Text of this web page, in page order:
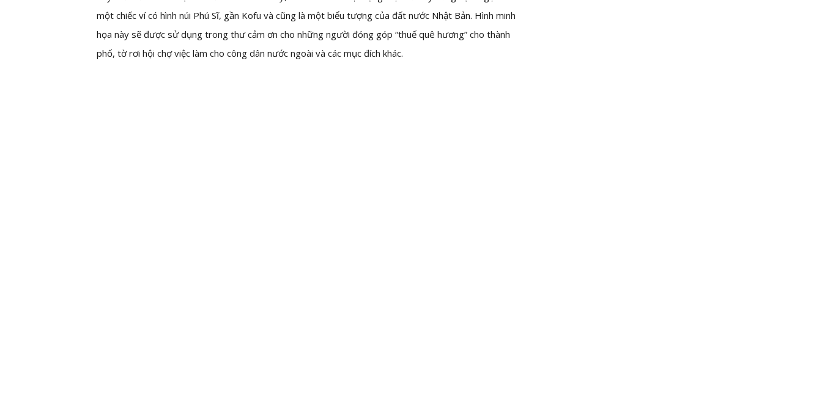
một chiếc ví có hình núi Phú Sĩ, gần Kofu và cũng là một biểu tượng của đất nước Nhật Bản. Hình minh
họa này sẽ được sử dụng trong thư cảm ơn cho những người đóng góp “thuế quê hương” cho thành
phố, tờ rơi hội chợ việc làm cho công dân nước ngoài và các mục đích khác.